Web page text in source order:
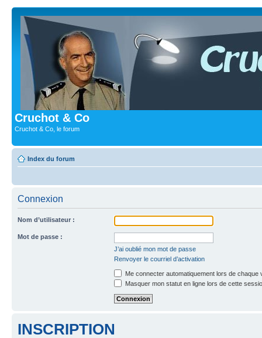
Cruchot & Co
Cruchot & Co, le forum
Index du forum
Connexion
Nom d’utilisateur :
Mot de passe :
J’ai oublié mon mot de passe
Renvoyer le courriel d’activation
Me connecter automatiquement lors de chaque
Masquer mon statut en ligne lors de cette
INSCRIPTION